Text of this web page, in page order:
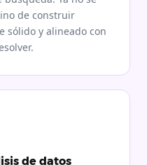
de construir
sólido y alineado con
de datos